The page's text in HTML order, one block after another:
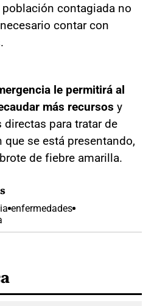
contagiada no
contar con
le permitirá al
más recursos y
para tratar de
se está presentando,
de fiebre amarilla.
enfermedades